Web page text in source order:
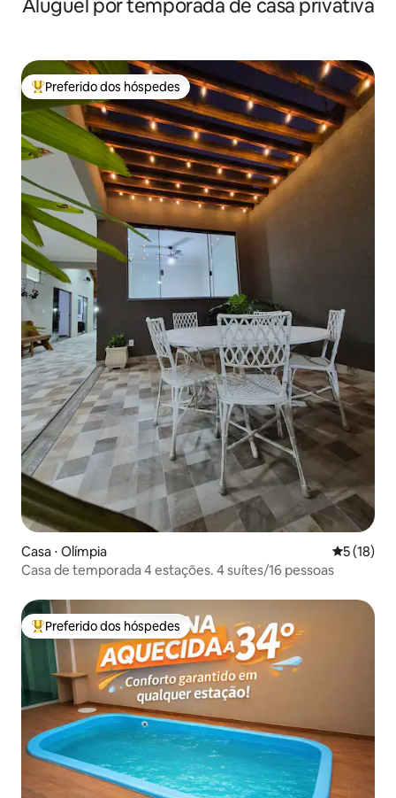
Aluguel por temporada de casa privativa
Entre os melhores preferidos dos hóspedes
Preferido dos hóspedes
Casa ⋅ Olímpia 5 de uma
5 (18)
Casa de temporada 4 estações. 4 suítes/16 pessoas
Entre os melhores preferidos dos hóspedes
Preferido dos hóspedes